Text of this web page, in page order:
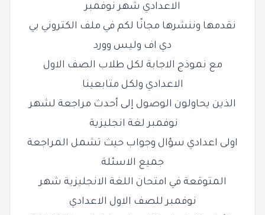
الاعدادي شهر نوفمبر
نقدمها وننشرها مجانًا لكم في ملف الكتروني بي
دي اف وليس وورد
مع نموذج الاجابة لكل طلاب الصف الاول
الاعدادي ولكل متابعينا
الذين يحاولون الوصول إلى أحدث مراجعة لشهر
نوفمبر لغة انجليزية
اولى اعدادي سؤال وجواب حيث تشمل المراجعة
جميع الاسئلة
المتوقعة في امتحان اللغة الانجليزية شهر
نوفمبر للصف الاول الاعدادي